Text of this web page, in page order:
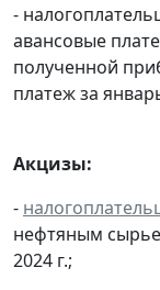
-
авансовые
полученной
платеж за
Акцизы:
-
нефтяным
2024 г.;